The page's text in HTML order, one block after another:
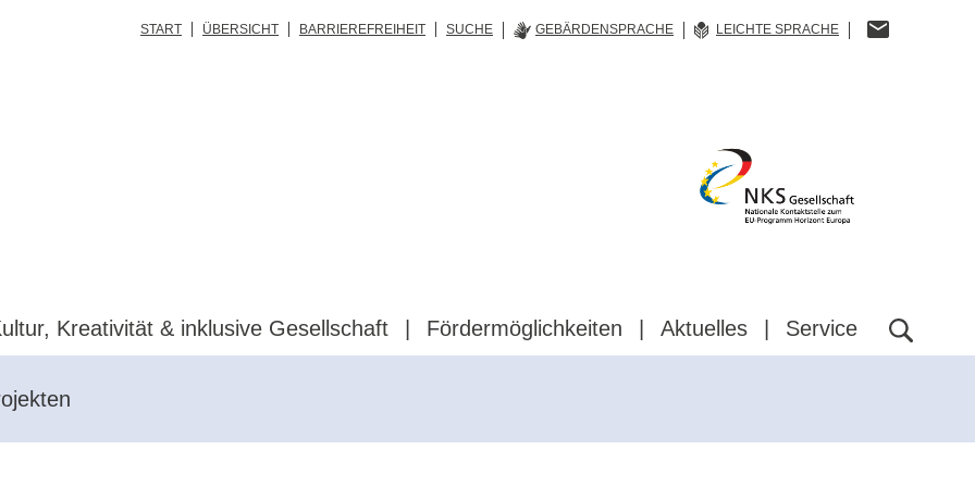
Gesellschaft
Kreativität & inklusive Gesellschaft Fördermöglichkeiten Aktuelles Service
START ÜBERSICHT BARRIEREFREIHEIT SUCHE GEBÄRDENSPRACHE LEICHTE SPRACHE